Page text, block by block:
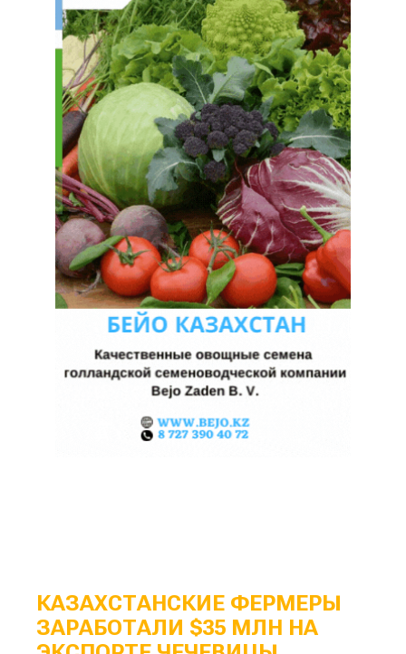
КАЗАХСТАНСКИЕ ФЕРМЕРЫ
ЗАРАБОТАЛИ $35 МЛН НА